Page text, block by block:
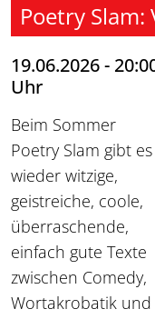
Poetry
19.06.2026 -
Uhr
Beim Sommer
Poetry Slam gibt es
wieder witzige,
geistreiche, coole,
überraschende,
einfach gute Texte
zwischen Comedy,
Wortakrobatik und